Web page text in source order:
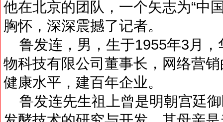
他在北京的团队，一个矢志为“中
胸怀，深深震撼了记者。
鲁发连，男，生于1955年3月，
物科技有限公司董事长，网络营
健康水平，建百年企业。
鲁发连先生祖上曾是明朝宫廷